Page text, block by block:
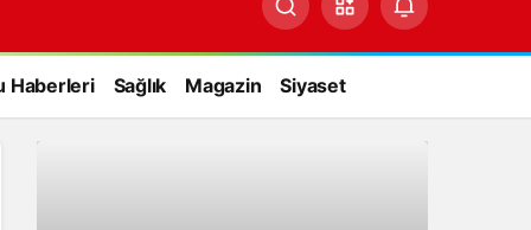
Haberleri Sağlık Magazin Siyaset